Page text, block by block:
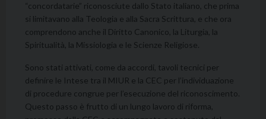
“concordatarie” riconosciute dallo Stato italiano, che prima
si limitavano alla Teologia e alla Sacra Scrittura, e che ora
comprendono anche il Diritto Canonico, la Liturgia, la
Spiritualità, la Missiologia e le Scienze Religiose.
Sono stati attivati, come da accordi, tavoli tecnici per
definire le Intese tra il MIUR e la CEC per l’individuazione
di procedure congrue per l’esecuzione del riconoscimento.
Questo passo è frutto di un lungo lavoro di riforma,